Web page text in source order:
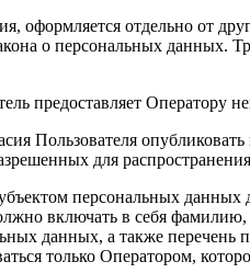
оформляется отдельно от
о персональных данных.
предоставляет Оператору
Пользователя
для
персональных данных
включать в себя
данных, а также перечень
только Оператором,